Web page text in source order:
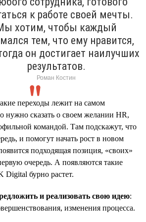
к работе своей мечты.
хотим, чтобы каждый
тем, что ему нравится,
он достигает наилучших
результатов.
Роман Костин
переходы лежит на самом
нужно сказать о своем желании HR,
командой. Там подскажут, что
и помогут начать рост в новом
подходящая позиция, «своих»
очередь. А появляются такие
Digital бурно растет.
и реализовать свою идею:
изменения процесса.